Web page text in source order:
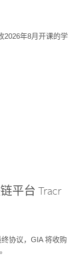
2026年8月开课的学
平台 Tracr
协议，GIA 将收购